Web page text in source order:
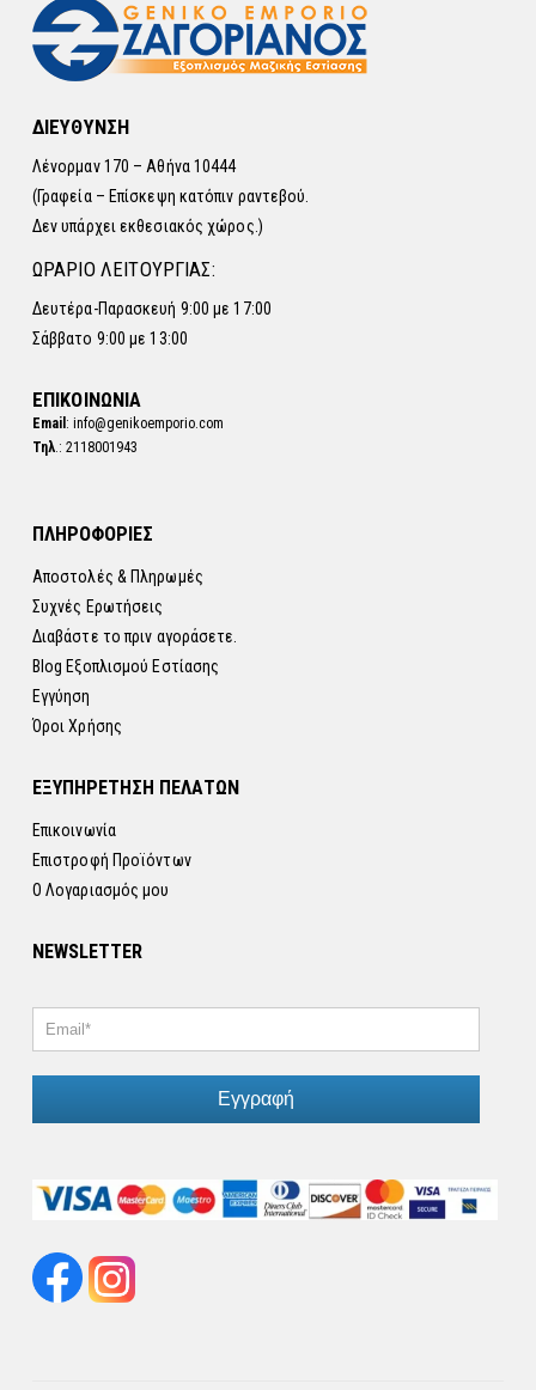
ΔΙΕΥΘΥΝΣΗ
Λένορμαν 170 – Αθήνα 10444
(Γραφεία – Επίσκεψη κατόπιν ραντεβού.
Δεν υπάρχει εκθεσιακός χώρος.)
ΩΡΑΡΙΟ ΛΕΙΤΟΥΡΓΙΑΣ:
Δευτέρα-Παρασκευή 9:00 με 17:00
Σάββατο 9:00 με 13:00
ΕΠΙΚΟΙΝΩΝΙΑ
Email : info@genikoemporio.com
Τηλ.: 2118001943
ΠΛΗΡΟΦΟΡΙΕΣ
Αποστολές & Πληρωμές
Συχνές Ερωτήσεις
Διαβάστε το πριν αγοράσετε.
Blog Εξοπλισμού Εστίασης
Εγγύηση
Όροι Χρήσης
ΕΞΥΠΗΡΕΤΗΣΗ ΠΕΛΑΤΩΝ
Επικοινωνία
Επιστροφή Προϊόντων
Ο Λογαριασμός μου
NEWSLETTER
Εγγραφή